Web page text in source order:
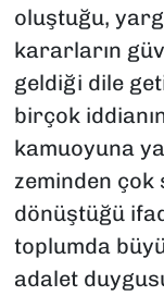
oluştuğu,
kararların
geldiği dile
birçok
kamuoyuna
zeminden
dönüştüğü
toplumda
adalet